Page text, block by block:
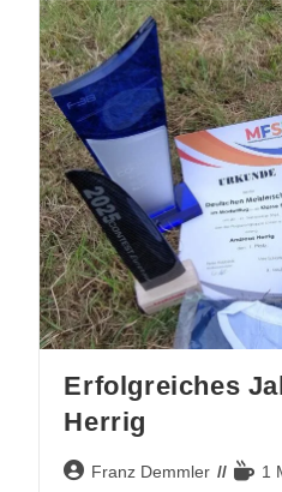
Zu“…
Erfolgreiches
Herrig
Beitrags-
Franz Demmler 1